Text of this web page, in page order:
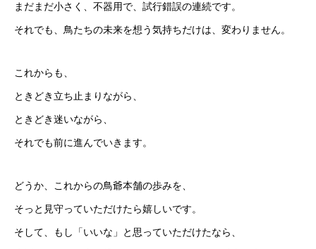
まだまだ小さく、不器用で、試行錯誤の連続です。
それでも、鳥たちの未来を想う気持ちだけは、変わりません。
これからも、
ときどき立ち止まりながら、
ときどき迷いながら、
それでも前に進んでいきます。
どうか、これからの鳥爺本舗の歩みを、
そっと見守っていただけたら嬉しいです。
そして、もし「いいな」と思っていただけたなら、